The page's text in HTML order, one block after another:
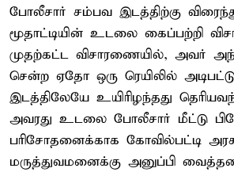
போலீசார் சம்பவ இடத்திற்கு
மூதாட்டியின் உடலை கைப்பற்றி
முதற்கட்ட விசாரணையில், அவர்
சென்ற ஏதோ ஒரு ரெயிலில்
இடத்திலேயே உயிரிழந்தது
அவரது உடலை போலீசார் மீட்டு
பரிசோதனைக்காக கோவில்பட்டி
மருத்துவமனைக்கு அனுப்பி